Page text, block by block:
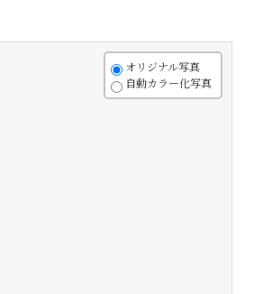
オリジナル写真
自動カラー化写真